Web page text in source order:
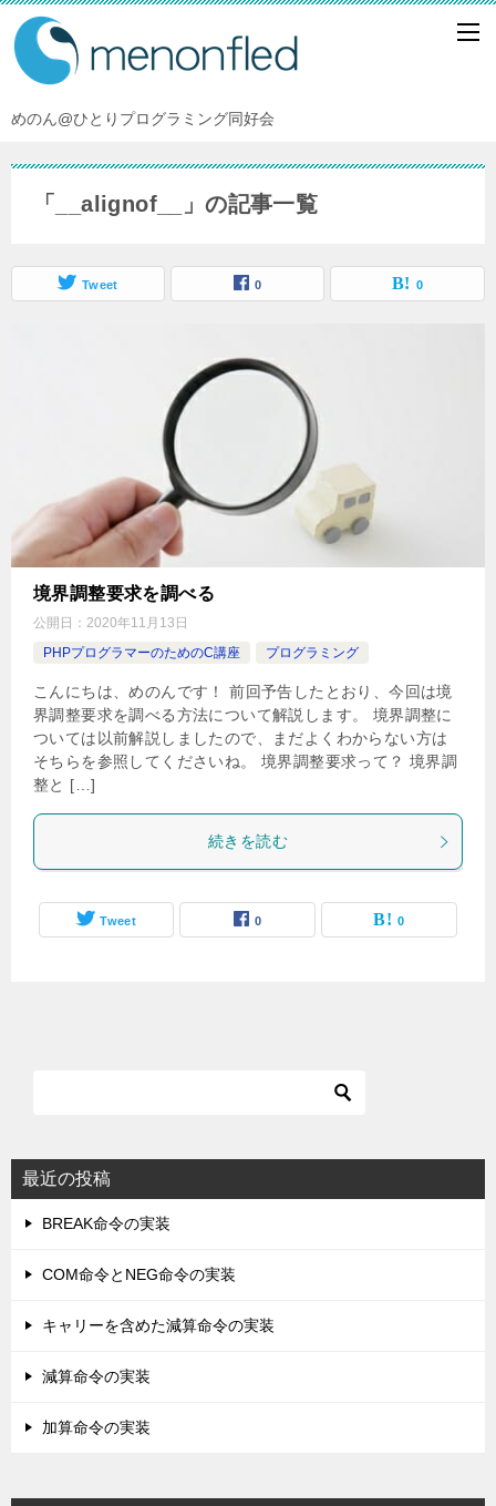
めのん@ひとりプログラミング同好会
「__alignof__」の記事一覧
Tweet 0 0
境界調整要求を調べる
公開日： 2020年11月13日
PHPプログラマーのためのC講座
プログラミング
こんにちは、めのんです！ 前回予告したとおり、今回は境
界調整要求を調べる方法について解説します。 境界調整に
ついては以前解説しましたので、まだよくわからない方は
そちらを参照してくださいね。 境界調整要求って？ 境界調
整と […]
続きを読む
Tweet 0 0
最近の投稿
BREAK命令の実装
COM命令とNEG命令の実装
キャリーを含めた減算命令の実装
減算命令の実装
加算命令の実装